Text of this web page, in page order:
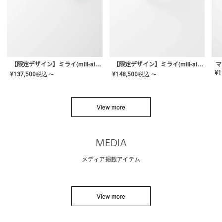
【限定デザイン】ミライ(mill-ai)リング
¥137,500税込 〜
【限定デザイン】ミライ(mill-ai)リング
¥148,500税込 〜 ¥
View more
MEDIA
メディア掲載アイテム
View more